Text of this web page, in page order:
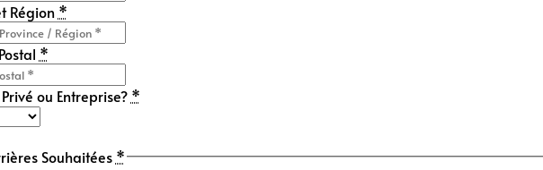
Région *
*
ou Entreprise? *
Souhaitées *